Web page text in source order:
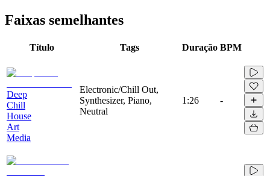
Faixas semelhantes
Título Tags Duração BPM
Deep
Chill
House
Art
Media
Electronic/Chill Out,
Synthesizer, Piano,
Neutral
1:26 -